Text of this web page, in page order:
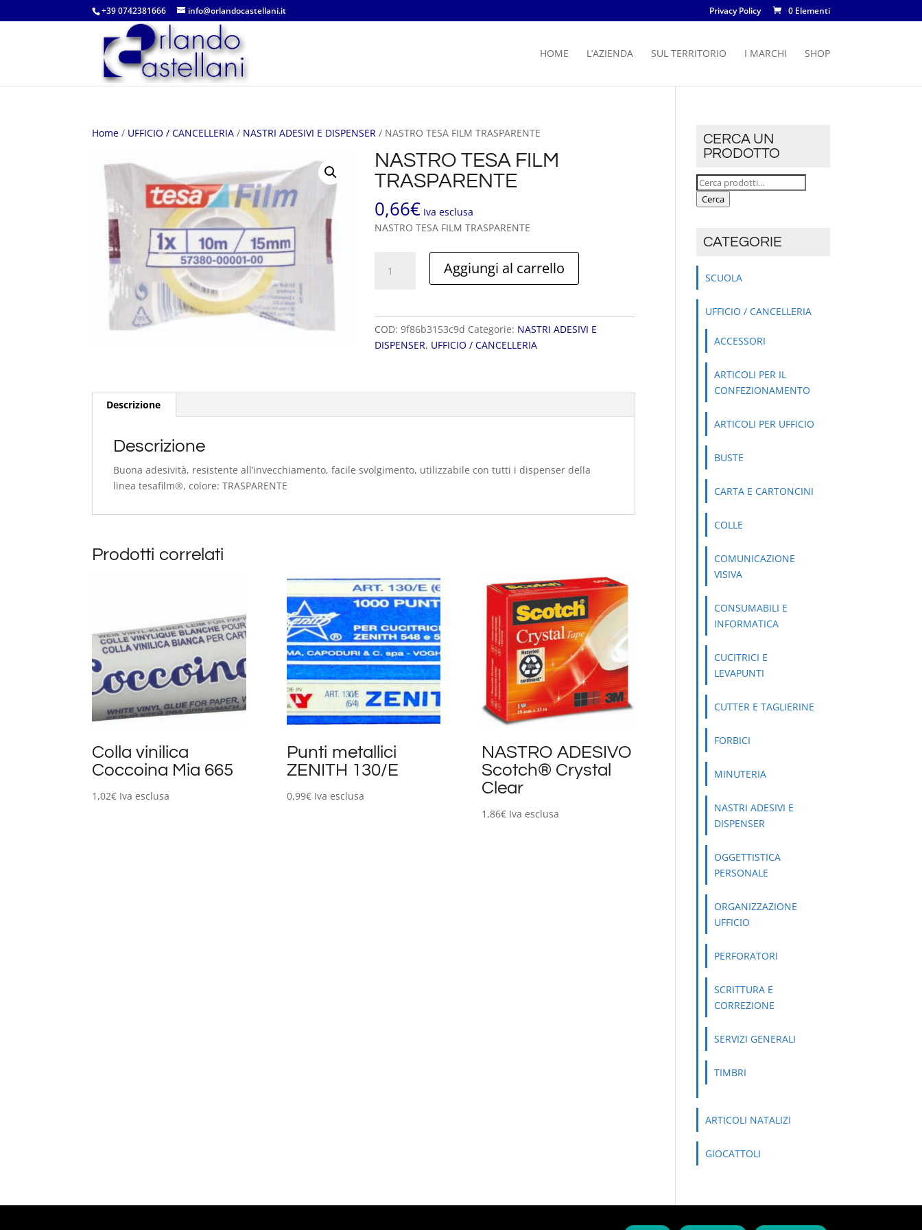
+39 0742381666 info@orlandocastellani.it Privacy Policy 0 Elementi
HOME L’AZIENDA SUL TERRITORIO I MARCHI SHOP
Home / UFFICIO / CANCELLERIA / NASTRI ADESIVI E DISPENSER / NASTRO TESA FILM TRASPARENTE
NASTRO TESA FILM
TRASPARENTE
0,66€ Iva esclusa
NASTRO TESA FILM TRASPARENTE
TESA
quantità
Aggiungi al carrello
COD:9f86b3153c9d Categorie: NASTRI ADESIVI E
DISPENSER, UFFICIO / CANCELLERIA
Descrizione
Descrizione
Buona adesività, resistente all’invecchiamento, facile svolgimento, utilizzabile con tutti i dispenser della
linea tesafilm®, colore: TRASPARENTE
Prodotti correlati
Colla vinilica
Coccoina Mia 665
1,02€ Iva esclusa
Punti metallici
ZENITH 130/E
0,99€ Iva esclusa
NASTRO ADESIVO
Scotch® Crystal
Clear
1,86€ Iva esclusa
CERCA UN
PRODOTTO
Cerca:
Cerca
CATEGORIE
SCUOLA
UFFICIO / CANCELLERIA
ACCESSORI
ARTICOLI PER IL
CONFEZIONAMENTO
ARTICOLI PER UFFICIO
BUSTE
CARTA E CARTONCINI
COLLE
COMUNICAZIONE
VISIVA
CONSUMABILI E
INFORMATICA
CUCITRICI E
LEVAPUNTI
CUTTER E TAGLIERINE
FORBICI
MINUTERIA
NASTRI ADESIVI E
DISPENSER
OGGETTISTICA
PERSONALE
ORGANIZZAZIONE
UFFICIO
PERFORATORI
SCRITTURA E
CORREZIONE
SERVIZI GENERALI
TIMBRI
ARTICOLI NATALIZI
GIOCATTOLI
NETWORX Internet Solutions